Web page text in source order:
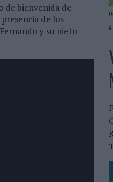
de bienvenida de
de los
y su nieto